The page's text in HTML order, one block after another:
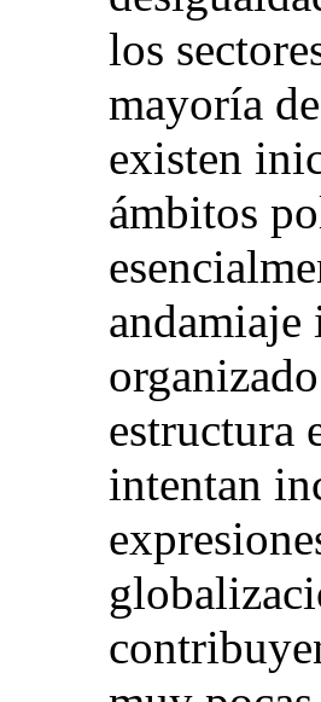
los
mayoría
existen
ámbitos
estructura
intentan